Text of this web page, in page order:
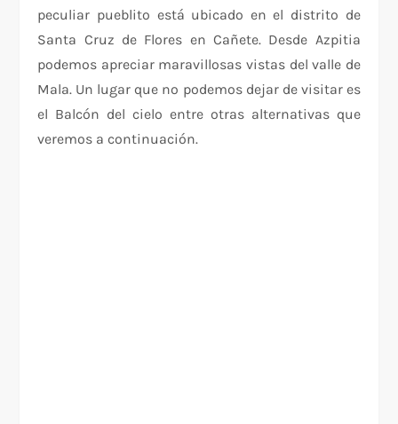
peculiar pueblito está ubicado en el distrito de
Santa Cruz de Flores en Cañete. Desde Azpitia
podemos apreciar maravillosas vistas del valle de
Mala. Un lugar que no podemos dejar de visitar es
el Balcón del cielo entre otras alternativas que
veremos a continuación.